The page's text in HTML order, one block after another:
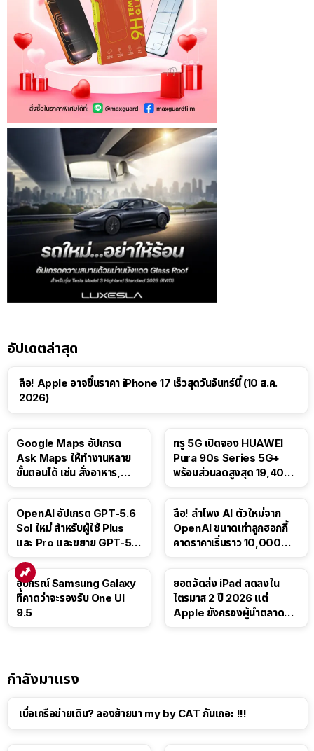
อัปเดตล่าสุด
ลือ! Apple อาจขึ้นราคา iPhone 17 เร็วสุดวันจันทร์นี้ (10 ส.ค.
2026)
Google Maps อัปเกรด
Ask Maps ให้ทำงานหลาย
ขั้นตอนได้ เช่น สั่งอาหาร,
ทรู 5G เปิดจอง HUAWEI
Pura 90s Series 5G+
พร้อมส่วนลดสูงสุด 19,400
OpenAI อัปเกรด GPT-5.6
Sol ใหม่ สำหรับผู้ใช้ Plus
และ Pro และขยาย GPT-5.6
ลือ! ลำโพง AI ตัวใหม่จาก
OpenAI ขนาดเท่าลูกฮอกกี้
คาดราคาเริ่มราว 10,000
อุปกรณ์ Samsung Galaxy
ที่คาดว่าจะรองรับ One UI
9.5
ยอดจัดส่ง iPad ลดลงใน
ไตรมาส 2 ปี 2026 แต่
Apple ยังครองผู้นำตลาด
กำลังมาแรง
เบื่อเครือข่ายเดิม? ลองย้ายมา my by CAT กันเถอะ !!!